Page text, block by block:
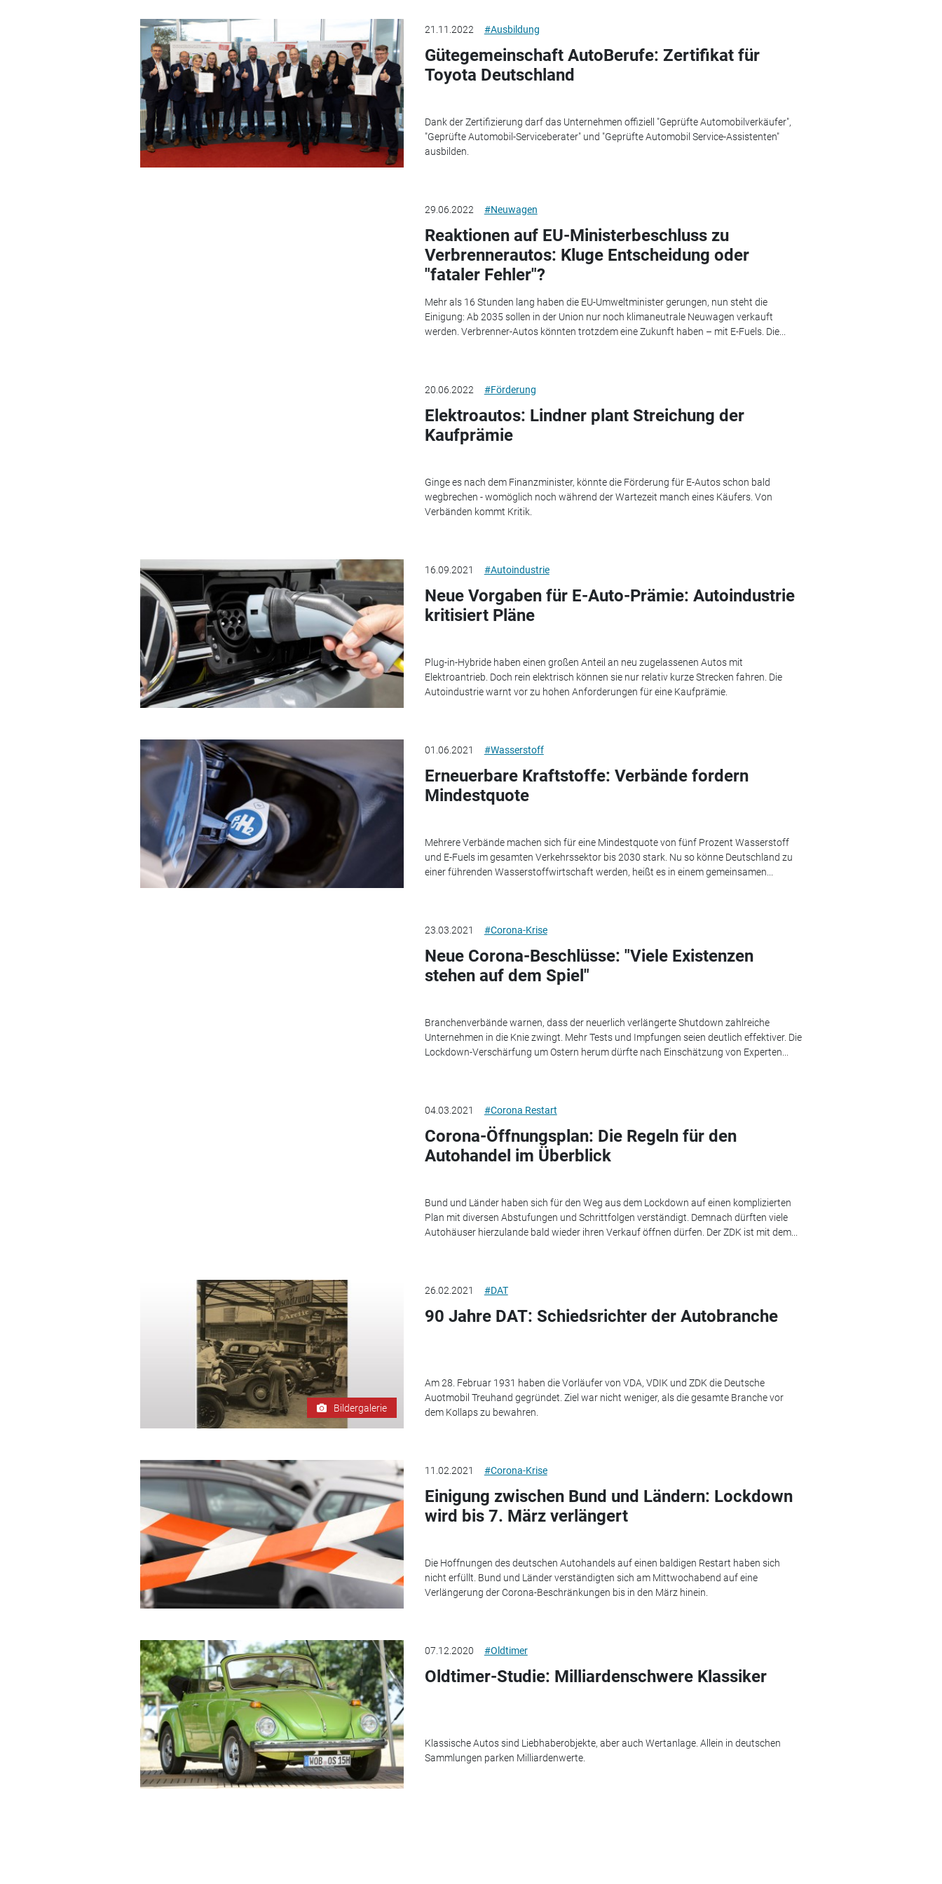
21.11.2022 #Ausbildung
Gütegemeinschaft AutoBerufe: Zertifikat für
Toyota Deutschland
Dank der Zertifizierung darf das Unternehmen offiziell "Geprüfte Automobilverkäufer",
"Geprüfte Automobil-Serviceberater" und "Geprüfte Automobil Service-Assistenten"
ausbilden.
29.06.2022 #Neuwagen
Reaktionen auf EU-Ministerbeschluss zu
Verbrennerautos: Kluge Entscheidung oder
"fataler Fehler"?
Mehr als 16 Stunden lang haben die EU-Umweltminister gerungen, nun steht die
Einigung: Ab 2035 sollen in der Union nur noch klimaneutrale Neuwagen verkauft
werden. Verbrenner-Autos könnten trotzdem eine Zukunft haben – mit E-Fuels. Die...
20.06.2022 #Förderung
Elektroautos: Lindner plant Streichung der
Kaufprämie
Ginge es nach dem Finanzminister, könnte die Förderung für E-Autos schon bald
wegbrechen - womöglich noch während der Wartezeit manch eines Käufers. Von
Verbänden kommt Kritik.
16.09.2021 #Autoindustrie
Neue Vorgaben für E-Auto-Prämie: Autoindustrie
kritisiert Pläne
Plug-in-Hybride haben einen großen Anteil an neu zugelassenen Autos mit
Elektroantrieb. Doch rein elektrisch können sie nur relativ kurze Strecken fahren. Die
Autoindustrie warnt vor zu hohen Anforderungen für eine Kaufprämie.
01.06.2021 #Wasserstoff
Erneuerbare Kraftstoffe: Verbände fordern
Mindestquote
Mehrere Verbände machen sich für eine Mindestquote von fünf Prozent Wasserstoff
und E-Fuels im gesamten Verkehrssektor bis 2030 stark. Nu so könne Deutschland zu
einer führenden Wasserstoffwirtschaft werden, heißt es in einem gemeinsamen...
23.03.2021 #Corona-Krise
Neue Corona-Beschlüsse: "Viele Existenzen
stehen auf dem Spiel"
Branchenverbände warnen, dass der neuerlich verlängerte Shutdown zahlreiche
Unternehmen in die Knie zwingt. Mehr Tests und Impfungen seien deutlich effektiver. Die
Lockdown-Verschärfung um Ostern herum dürfte nach Einschätzung von Experten...
04.03.2021 #Corona Restart
Corona-Öffnungsplan: Die Regeln für den
Autohandel im Überblick
Bund und Länder haben sich für den Weg aus dem Lockdown auf einen komplizierten
Plan mit diversen Abstufungen und Schrittfolgen verständigt. Demnach dürften viele
Autohäuser hierzulande bald wieder ihren Verkauf öffnen dürfen. Der ZDK ist mit dem...
Bildergalerie
26.02.2021 #DAT
90 Jahre DAT: Schiedsrichter der Autobranche
Am 28. Februar 1931 haben die Vorläufer von VDA, VDIK und ZDK die Deutsche
Auotmobil Treuhand gegründet. Ziel war nicht weniger, als die gesamte Branche vor
dem Kollaps zu bewahren.
11.02.2021 #Corona-Krise
Einigung zwischen Bund und Ländern: Lockdown
wird bis 7. März verlängert
Die Hoffnungen des deutschen Autohandels auf einen baldigen Restart haben sich
nicht erfüllt. Bund und Länder verständigten sich am Mittwochabend auf eine
Verlängerung der Corona-Beschränkungen bis in den März hinein.
07.12.2020 #Oldtimer
Oldtimer-Studie: Milliardenschwere Klassiker
Klassische Autos sind Liebhaberobjekte, aber auch Wertanlage. Allein in deutschen
Sammlungen parken Milliardenwerte.